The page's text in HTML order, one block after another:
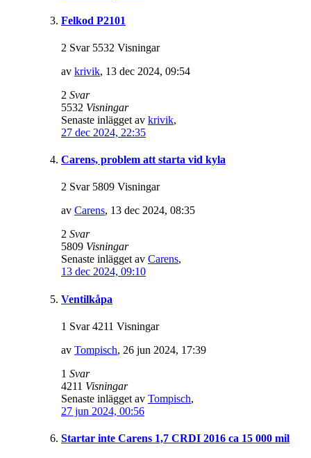
Felkod P2101
2 Svar 5532 Visningar
av krivik, 13 dec 2024, 09:54
2 Svar
5532 Visningar
Senaste inlägget av krivik,
27 dec 2024, 22:35
Carens, problem att starta vid kyla
2 Svar 5809 Visningar
av Carens, 13 dec 2024, 08:35
2 Svar
5809 Visningar
Senaste inlägget av Carens,
13 dec 2024, 09:10
Ventilkåpa
1 Svar 4211 Visningar
av Tompisch, 26 jun 2024, 17:39
1 Svar
4211 Visningar
Senaste inlägget av Tompisch,
27 jun 2024, 00:56
Startar inte Carens 1,7 CRDI 2016 ca 15 000 mil